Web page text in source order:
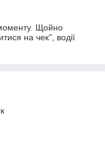
Щойно
на чек", водії